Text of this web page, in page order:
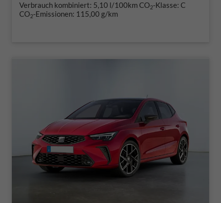
Verbrauch kombiniert: 5,10 l/100kmCO2-Klasse: C
CO2-Emissionen: 115,00 g/km